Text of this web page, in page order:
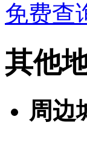
免费查
其他
周边